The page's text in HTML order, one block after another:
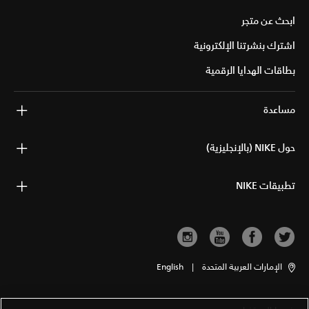
ابحث عن متجر
اشترك بنشرتنا الإلكترونية
بطاقات الهدايا الرقمية
مساعدة
حول NIKE (بالإنجليزية)
تطبيقات NIKE
الإمارات العربية المتحدة |
English